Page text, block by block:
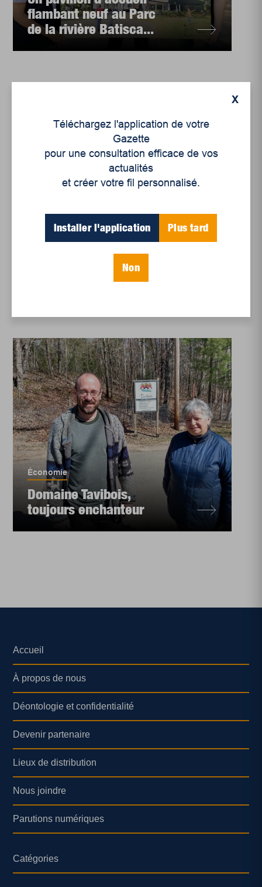
flambant neuf au Parc
de la rivière Batisca...
Culture
Dans les coulisses du
Festival Nöktanbul
Économie
Domaine Tavibois,
toujours enchanteur
X
Téléchargez l'application de votre
Gazette
pour une consultation efficace de vos
actualités
et créer votre fil personnalisé.
Installer l'application Plus tard
Non
Accueil
À propos de nous
Déontologie et confidentialité
Devenir partenaire
Lieux de distribution
Nous joindre
Parutions numériques
Catégories